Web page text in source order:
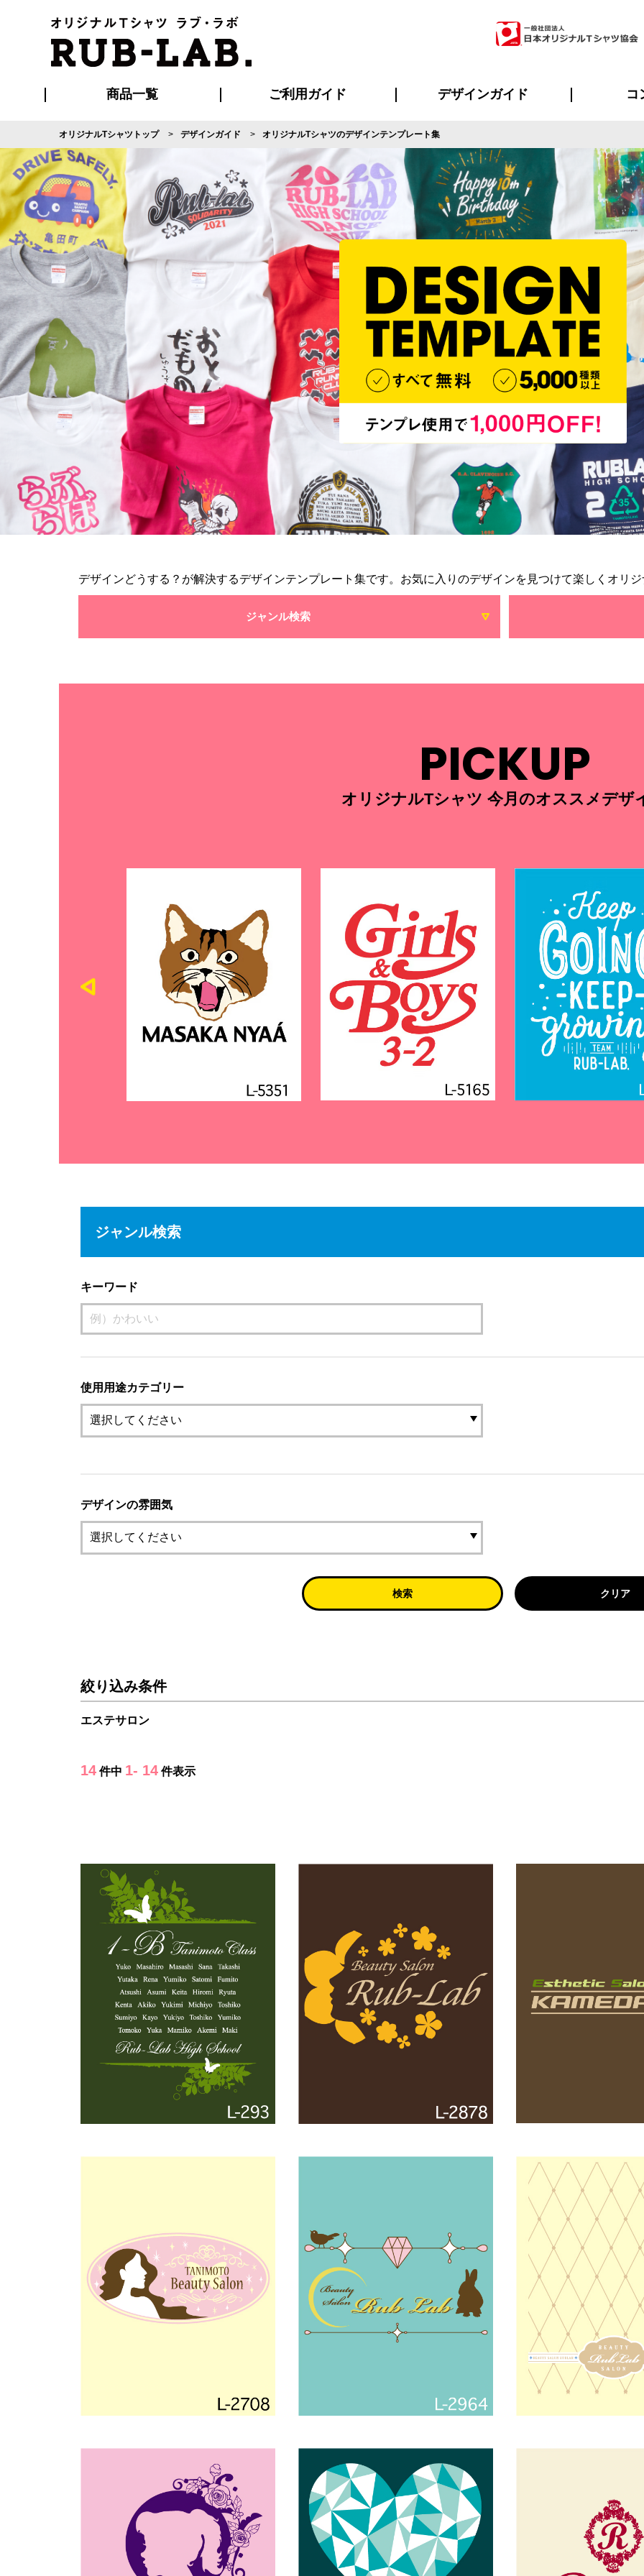
商品一覧
Tシャツ ポロシャツ パーカー・スウェット
ブルゾン・コート セットアップ・ジャージ ツナギ スポー
ハッピ キャップ・バンダナ グッズ全般 の
ご利用ガイド
ご利用ガイド
はじめての方へ
再注文の方へ
お支払い方法について
割引まとめページ
発送・特急サービスについて
版の保管期限について
マイページ会員のメリット
よくあるご質問
デザインガイド
デザイン入稿について
デザイン料について
デザインテンプレート集
デザインシミュレーター
書体一覧（フォント集）
プリント・加工一覧
コ
オリジナルTシャツトップ デザインガイド オリジナルTシャツのデザインテンプレート集
デザインどうする？が解決するデザインテンプレート集です。お気に入りのデザインを見つけて楽しくオリ
ジャンル検索
PICKUP
オリジナルTシャツ 今月のオススメデザ
ジャンル検索
キーワード
使用用途カテゴリー
デザインの雰囲気
検索 クリア
絞り込み条件
エステサロン
14 件中 1- 14 件表示